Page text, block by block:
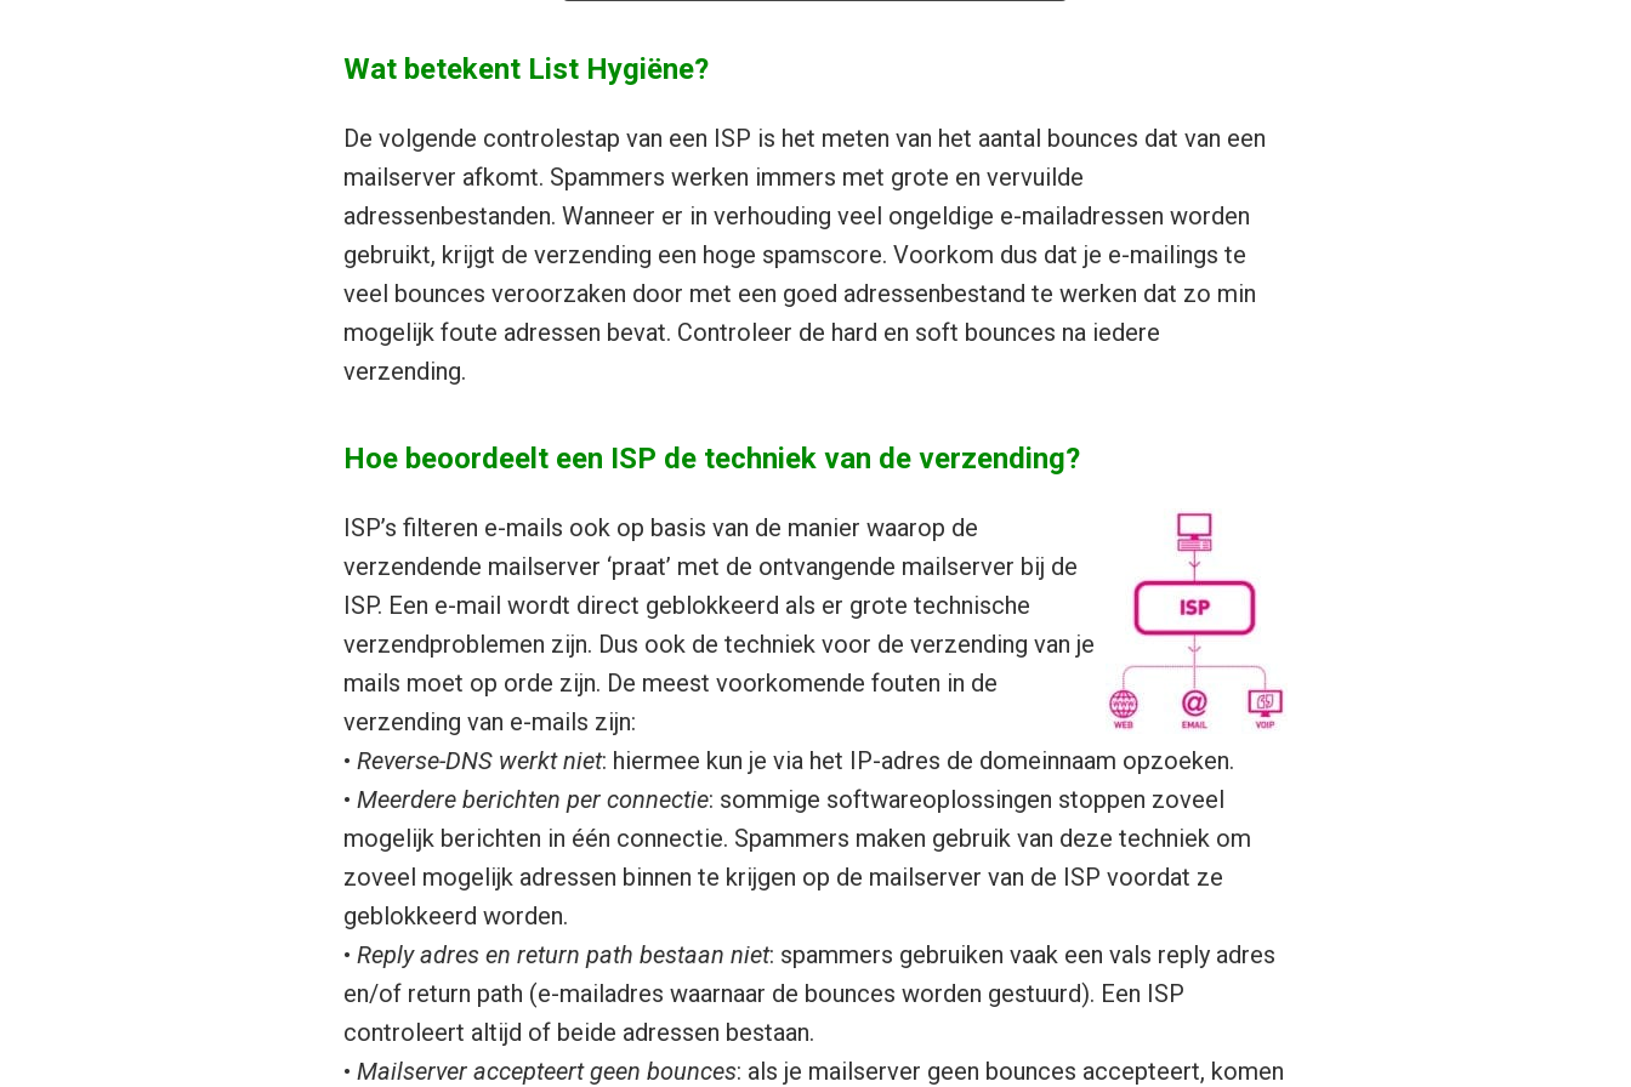
Wat betekent List Hygiëne?
De volgende controlestap van een ISP is het meten van het aantal bounces dat van een
mailserver afkomt. Spammers werken immers met grote en vervuilde
adressenbestanden. Wanneer er in verhouding veel ongeldige e-mailadressen worden
gebruikt, krijgt de verzending een hoge spamscore. Voorkom dus dat je e-mailings te
veel bounces veroorzaken door met een goed adressenbestand te werken dat zo min
mogelijk foute adressen bevat. Controleer de hard en soft bounces na iedere
verzending.
Hoe beoordeelt een ISP de techniek van de verzending?
ISP’s filteren e-mails ook op basis van de manier waarop de
verzendende mailserver ‘praat’ met de ontvangende mailserver bij de
ISP. Een e-mail wordt direct geblokkeerd als er grote technische
verzendproblemen zijn. Dus ook de techniek voor de verzending van je
mails moet op orde zijn. De meest voorkomende fouten in de
verzending van e-mails zijn:
• Reverse-DNS werkt niet: hiermee kun je via het IP-adres de domeinnaam opzoeken.
• Meerdere berichten per connectie: sommige softwareoplossingen stoppen zoveel
mogelijk berichten in één connectie. Spammers maken gebruik van deze techniek om
zoveel mogelijk adressen binnen te krijgen op de mailserver van de ISP voordat ze
geblokkeerd worden.
• Reply adres en return path bestaan niet: spammers gebruiken vaak een vals reply adres
en/of return path (e-mailadres waarnaar de bounces worden gestuurd). Een ISP
controleert altijd of beide adressen bestaan.
• Mailserver accepteert geen bounces: als je mailserver geen bounces accepteert, komen